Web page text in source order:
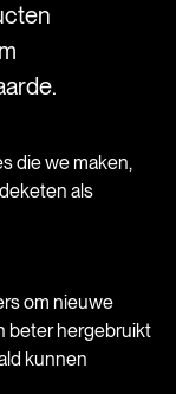
die we maken,
als
om nieuwe
beter hergebruikt
kunnen